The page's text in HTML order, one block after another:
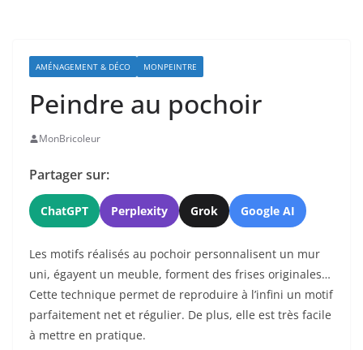
AMÉNAGEMENT & DÉCO MONPEINTRE
Peindre au pochoir
MonBricoleur
Partager sur:
ChatGPT Perplexity Grok Google AI
Les motifs réalisés au pochoir personnalisent un mur
uni, égayent un meuble, forment des frises originales…
Cette technique permet de reproduire à l’infini un motif
parfaitement net et régulier. De plus, elle est très facile
à mettre en pratique.